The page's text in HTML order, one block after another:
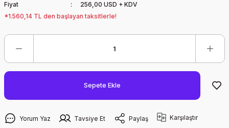
Fiyat
256,00 USD + KDV
*1.560,14 TL den başlayan taksitlerle!
Sepete Ekle
Yorum Yaz Tavsiye Et Paylaş Karşılaştır